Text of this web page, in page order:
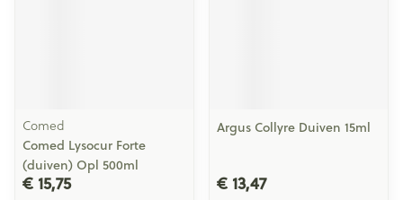
Comed
Comed Lysocur Forte
(duiven) Opl 500ml
€ 15,75
Argus Collyre Duiven 15ml
€ 13,47